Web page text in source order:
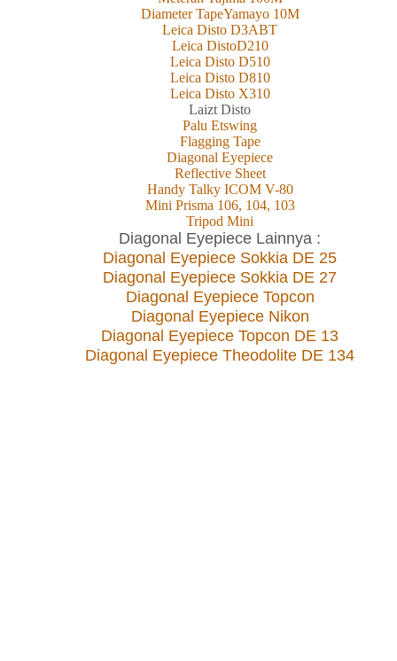
Diameter TapeYamayo 10M
Leica Disto D3ABT
Leica DistoD210
Leica Disto D510
Leica Disto D810
Leica Disto X310
Laizt Disto
Palu Etswing
Flagging Tape
Diagonal Eyepiece
Reflective Sheet
Handy Talky ICOM V-80
Mini Prisma 106, 104, 103
Tripod Mini
Diagonal Eyepiece Lainnya :
Diagonal Eyepiece Sokkia DE 25
Diagonal Eyepiece Sokkia DE 27
Diagonal Eyepiece Topcon
Diagonal Eyepiece Nikon
Diagonal Eyepiece Topcon DE 13
Diagonal Eyepiece Theodolite DE 134